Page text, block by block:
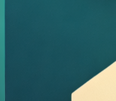
variantes de GPT Image 2
o suscripciones para GPT Image
creativos comerciales de